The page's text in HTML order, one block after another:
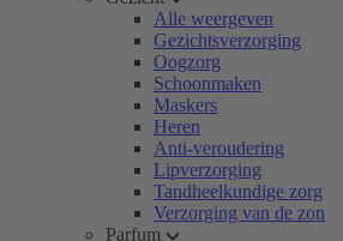
Alle weergeven
Gezichtsverzorging
Oogzorg
Schoonmaken
Maskers
Heren
Anti-veroudering
Lipverzorging
Tandheelkundige zorg
Verzorging van de zon
Parfum